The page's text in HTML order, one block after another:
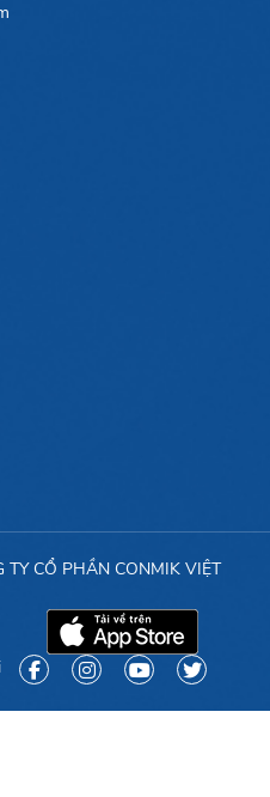
CỔ PHẦN CONMIK VIỆT